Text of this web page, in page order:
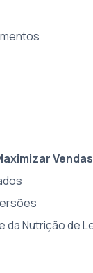
Vendas
da Nutrição de